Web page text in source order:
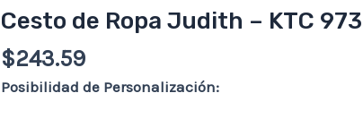
Cesto de Ropa Judith – KTC 973
$243.59
Posibilidad de Personalización: